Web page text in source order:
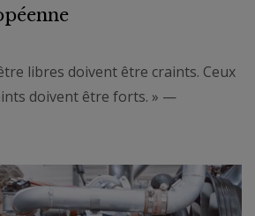
libres doivent être craints. Ceux
doivent être forts. » —